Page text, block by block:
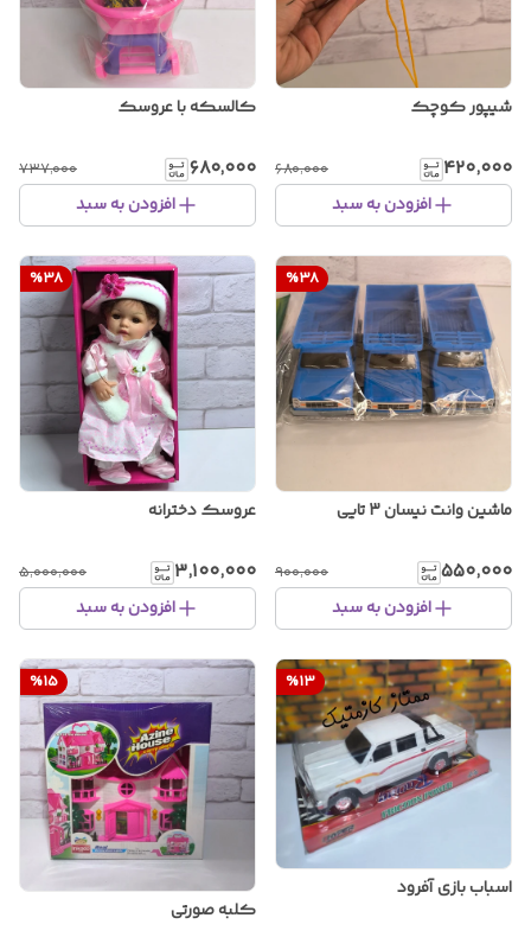
شیپور کوچک
۴۲۰٬۰۰۰ ۶۸۰٬۰۰۰
افزودن به سبد
کالسکه با عروسک
۶۸۰٬۰۰۰ ۷۳۷٬۰۰۰
افزودن به سبد
%38
ماشین وانت نیسان 3 تایی
۵۵۰٬۰۰۰ ۹۰۰٬۰۰۰
افزودن به سبد
%38
عروسک دخترانه
۳٬۱۰۰٬۰۰۰ ۵٬۰۰۰٬۰۰۰
افزودن به سبد
%13
اسباب بازی آفرود
%15
کلبه صورتی